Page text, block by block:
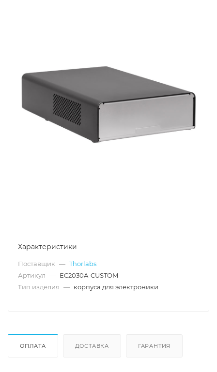
Характеристики
Поставщик — Thorlabs
Артикул — EC2030A-CUSTOM
Тип изделия — корпуса для электроники
ОПЛАТА ДОСТАВКА ГАРАНТИЯ